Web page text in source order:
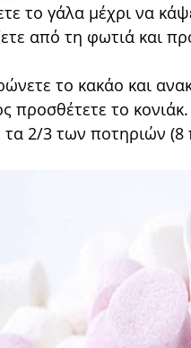
το γάλα μέχρι να
από τη φωτιά και
το κακάο και
προσθέτετε το κονιάκ.
τα 2/3 των ποτηριών